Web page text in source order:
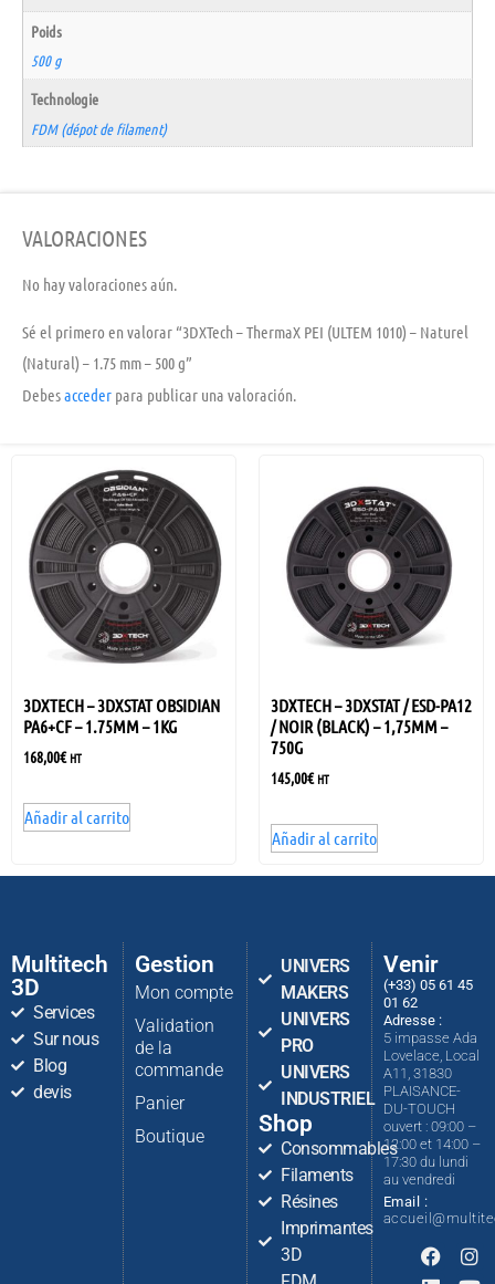
Poids
500 g
Technologie
FDM (dépot de filament)
VALORACIONES
No hay valoraciones aún.
Sé el primero en valorar “3DXTech – ThermaX PEI (ULTEM 1010) – Naturel
(Natural) – 1.75 mm – 500 g”
Debesacceder para publicar una valoración.
3DXTECH – 3DXSTAT OBSIDIAN
PA6+CF – 1.75MM – 1KG
168,00€ HT
Añadir al carrito
3DXTECH – 3DXSTAT / ESD-PA12
/ NOIR (BLACK) – 1,75MM –
750G
145,00€ HT
Añadir al carrito
Multitech
3D
Services
Sur nous
Blog
devis
Gestion
Mon compte
Validation
de la
commande
Panier
Boutique
UNIVERS
MAKERS
UNIVERS
PRO
UNIVERS
INDUSTRIEL
Shop
Consommables
Filaments
Résines
Imprimantes
3D
Venir
(+33) 05 61 45
01 62
Adresse :
5 impasse Ada
Lovelace, Local
A11, 31830
PLAISANCE-
DU-TOUCH
ouvert : 09:00 –
12:00 et 14:00 –
17:30 du lundi
au vendredi
Email :